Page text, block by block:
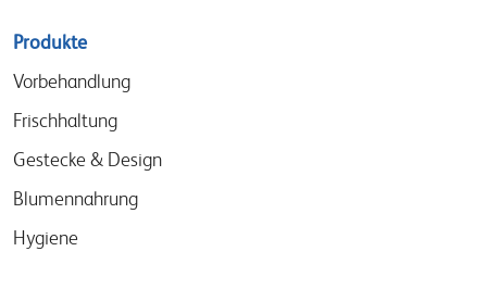
Sitemap
menu
Produkte
Vorbehandlung
Frischhaltung
Gestecke & Design
Blumennahrung
Hygiene